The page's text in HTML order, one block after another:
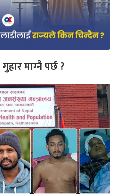
माग्‍नै पर्छ ?